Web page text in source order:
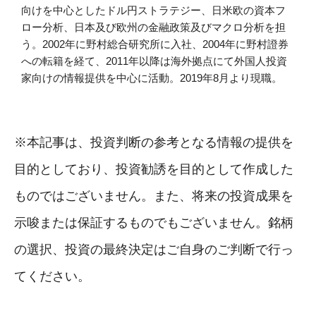
向けを中心としたドル円ストラテジー、日米欧の資本フ
ロー分析、日本及び欧州の金融政策及びマクロ分析を担
う。2002年に野村総合研究所に入社、2004年に野村證券
への転籍を経て、2011年以降は海外拠点にて外国人投資
家向けの情報提供を中心に活動。2019年8月より現職。
※本記事は、投資判断の参考となる情報の提供を
目的としており、投資勧誘を目的として作成した
ものではございません。また、将来の投資成果を
示唆または保証するものでもございません。銘柄
の選択、投資の最終決定はご自身のご判断で行っ
てください。